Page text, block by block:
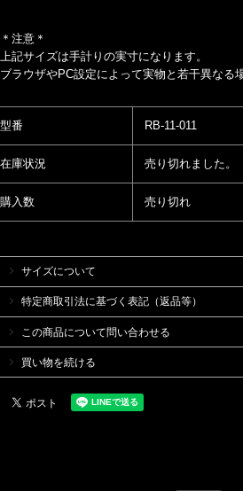
＊注意＊
上記サイズは手計りの実寸になります。
ブラウザやPC設定によって実物と若干異なる
型番 RB-11-011
在庫状況 売り切れました。
購入数 売り切れ
サイズについて
特定商取引法に基づく表記（返品等）
この商品について問い合わせる
買い物を続ける